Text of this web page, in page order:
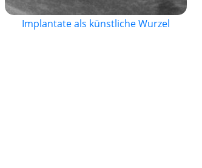
Implantate als künstliche Wurzel